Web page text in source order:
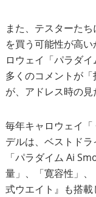
また、テスターた
を買う可能性が高
ロウェイ「パラダ
多くのコメントが
が、アドレス時の見
毎年キャロウェイ
デルは、ベストド
「パラダイム Ai
量」、「寛容性」
式ウエイト』も搭